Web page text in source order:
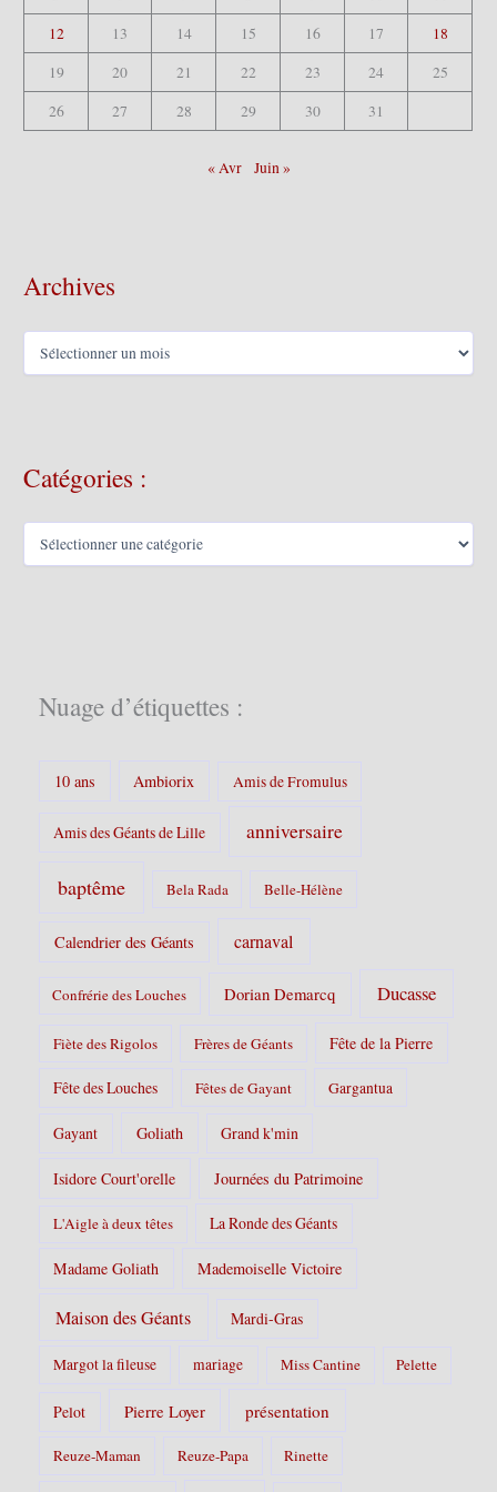
12
13 14 15 16 17
18
19
20 21 22 23 24
25
26
27 28 29 30 31
« Avr Juin »
Archives
A
e
Catégories :
Nuage d’étiquettes :
10 ans Ambiorix Amis de Fromulus
Amis des Géants de Lille anniversaire
baptême Bela Rada Belle-Hélène
Calendrier des Géants carnaval
Confrérie des Louches Dorian Demarcq Ducasse
Fiète des Rigolos Frères de Géants Fête de la Pierre
Fête des Louches Fêtes de Gayant Gargantua
Gayant Goliath Grand k'min
Isidore Court'orelle Journées du Patrimoine
L'Aigle à deux têtes La Ronde des Géants
Madame Goliath Mademoiselle Victoire
Maison des Géants Mardi-Gras
Margot la fileuse mariage Miss Cantine Pelette
Pelot Pierre Loyer présentation
Reuze-Maman Reuze-Papa Rinette